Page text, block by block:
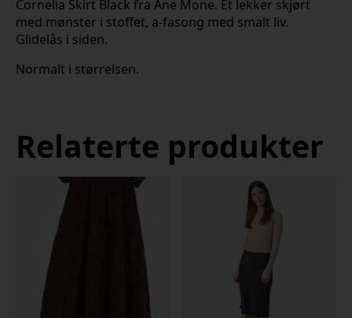
Cornelia Skirt Black fra Ane Mone. Et lekker skjørt
med mønster i stoffet, a-fasong med smalt liv.
Glidelås i siden.
Normalt i størrelsen.
Relaterte produkter